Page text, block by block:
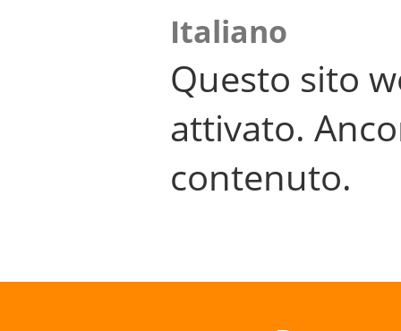
Italiano
Questo sito
attivato.
contenuto.